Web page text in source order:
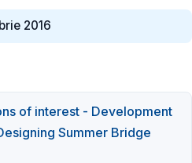
2016
of interest - Development
Summer Bridge